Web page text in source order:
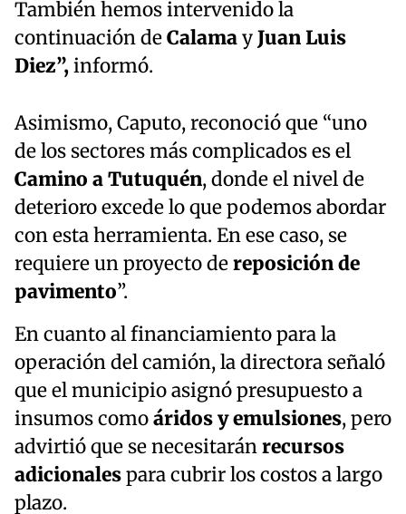
También hemos intervenido la
continuación deCalamayJuan Luis
Diez”,informó.
Asimismo, Caputo, reconoció que “uno
de los sectores más complicados es el
Camino a Tutuquén, donde el nivel de
deterioro excede lo que podemos abordar
con esta herramienta. En ese caso, se
requiere un proyecto dereposición de
pavimento”.
En cuanto al financiamiento para la
operación del camión, la directora señaló
que el municipio asignó presupuesto a
insumos comoáridos y emulsiones, pero
advirtió que se necesitaránrecursos
adicionalespara cubrir los costos a largo
plazo.